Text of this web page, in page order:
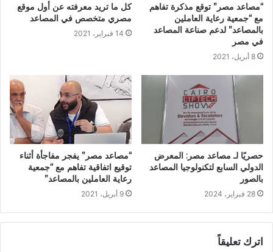
“مصاعد مصر” توقع مذكرة تفاهم
مع “جمعية رعاية العاملين
بالمصاعد” لدعم صناعة المصاعد
في مصر
8 أبريل، 2021
كل ما تريد معرفته عن أول موقع
مصري متخصص في المصاعد
14 فبراير، 2021
حصريًا لـ مصاعد مصر: المعرض
الدولي السابع لتكنولوجيا المصاعد
بالصور
28 فبراير، 2024
“مصاعد مصر” يفجر مفاجأة أثناء
توقيع اتفاقية تفاهم مع “جمعية
رعاية العاملين بالمصاعد”
9 أبريل، 2021
اترك تعليقاً